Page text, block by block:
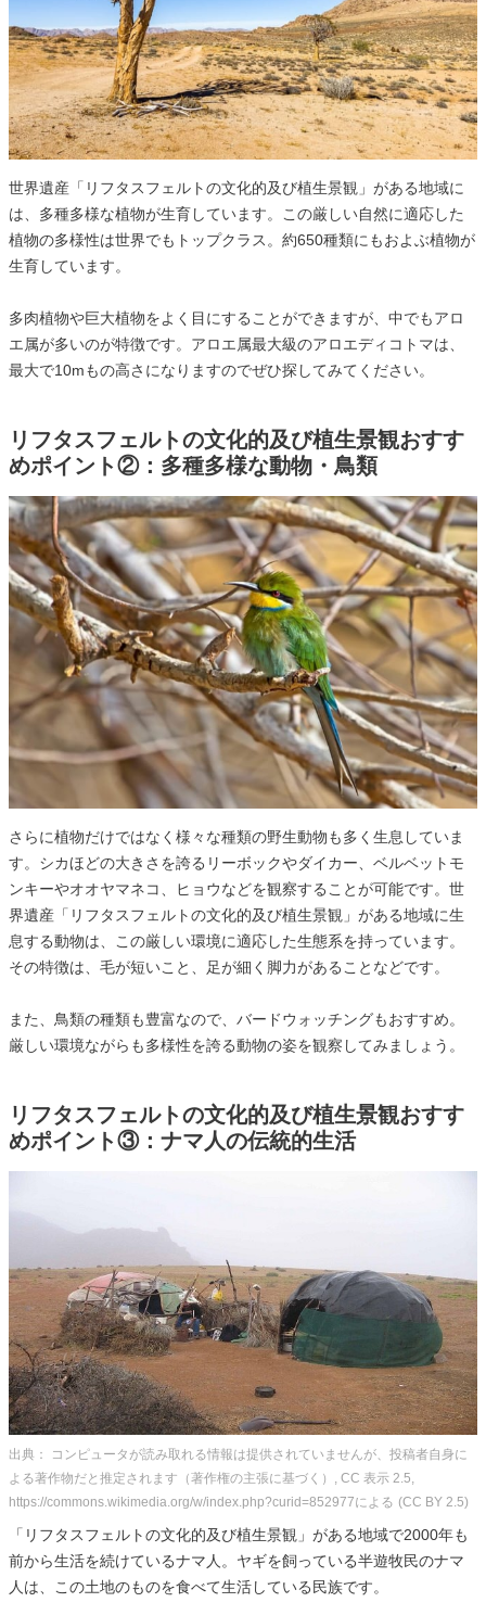
世界遺産「リフタスフェルトの文化的及び植生景観」がある地域に
は、多種多様な植物が生育しています。この厳しい自然に適応した
植物の多様性は世界でもトップクラス。約650種類にもおよぶ植物が
生育しています。
多肉植物や巨大植物をよく目にすることができますが、中でもアロ
エ属が多いのが特徴です。アロエ属最大級のアロエディコトマは、
最大で10mもの高さになりますのでぜひ探してみてください。
リフタスフェルトの文化的及び植生景観おすす
めポイント②：多種多様な動物・鳥類
さらに植物だけではなく様々な種類の野生動物も多く生息していま
す。シカほどの大きさを誇るリーボックやダイカー、ベルベットモ
ンキーやオオヤマネコ、ヒョウなどを観察することが可能です。世
界遺産「リフタスフェルトの文化的及び植生景観」がある地域に生
息する動物は、この厳しい環境に適応した生態系を持っています。
その特徴は、毛が短いこと、足が細く脚力があることなどです。
また、鳥類の種類も豊富なので、バードウォッチングもおすすめ。
厳しい環境ながらも多様性を誇る動物の姿を観察してみましょう。
リフタスフェルトの文化的及び植生景観おすす
めポイント③：ナマ人の伝統的生活
出典： コンピュータが読み取れる情報は提供されていませんが、投稿者自身に
よる著作物だと推定されます（著作権の主張に基づく）, CC 表示 2.5,
https://commons.wikimedia.org/w/index.php?curid=852977による (CC BY 2.5)
「リフタスフェルトの文化的及び植生景観」がある地域で2000年も
前から生活を続けているナマ人。ヤギを飼っている半遊牧民のナマ
人は、この土地のものを食べて生活している民族です。